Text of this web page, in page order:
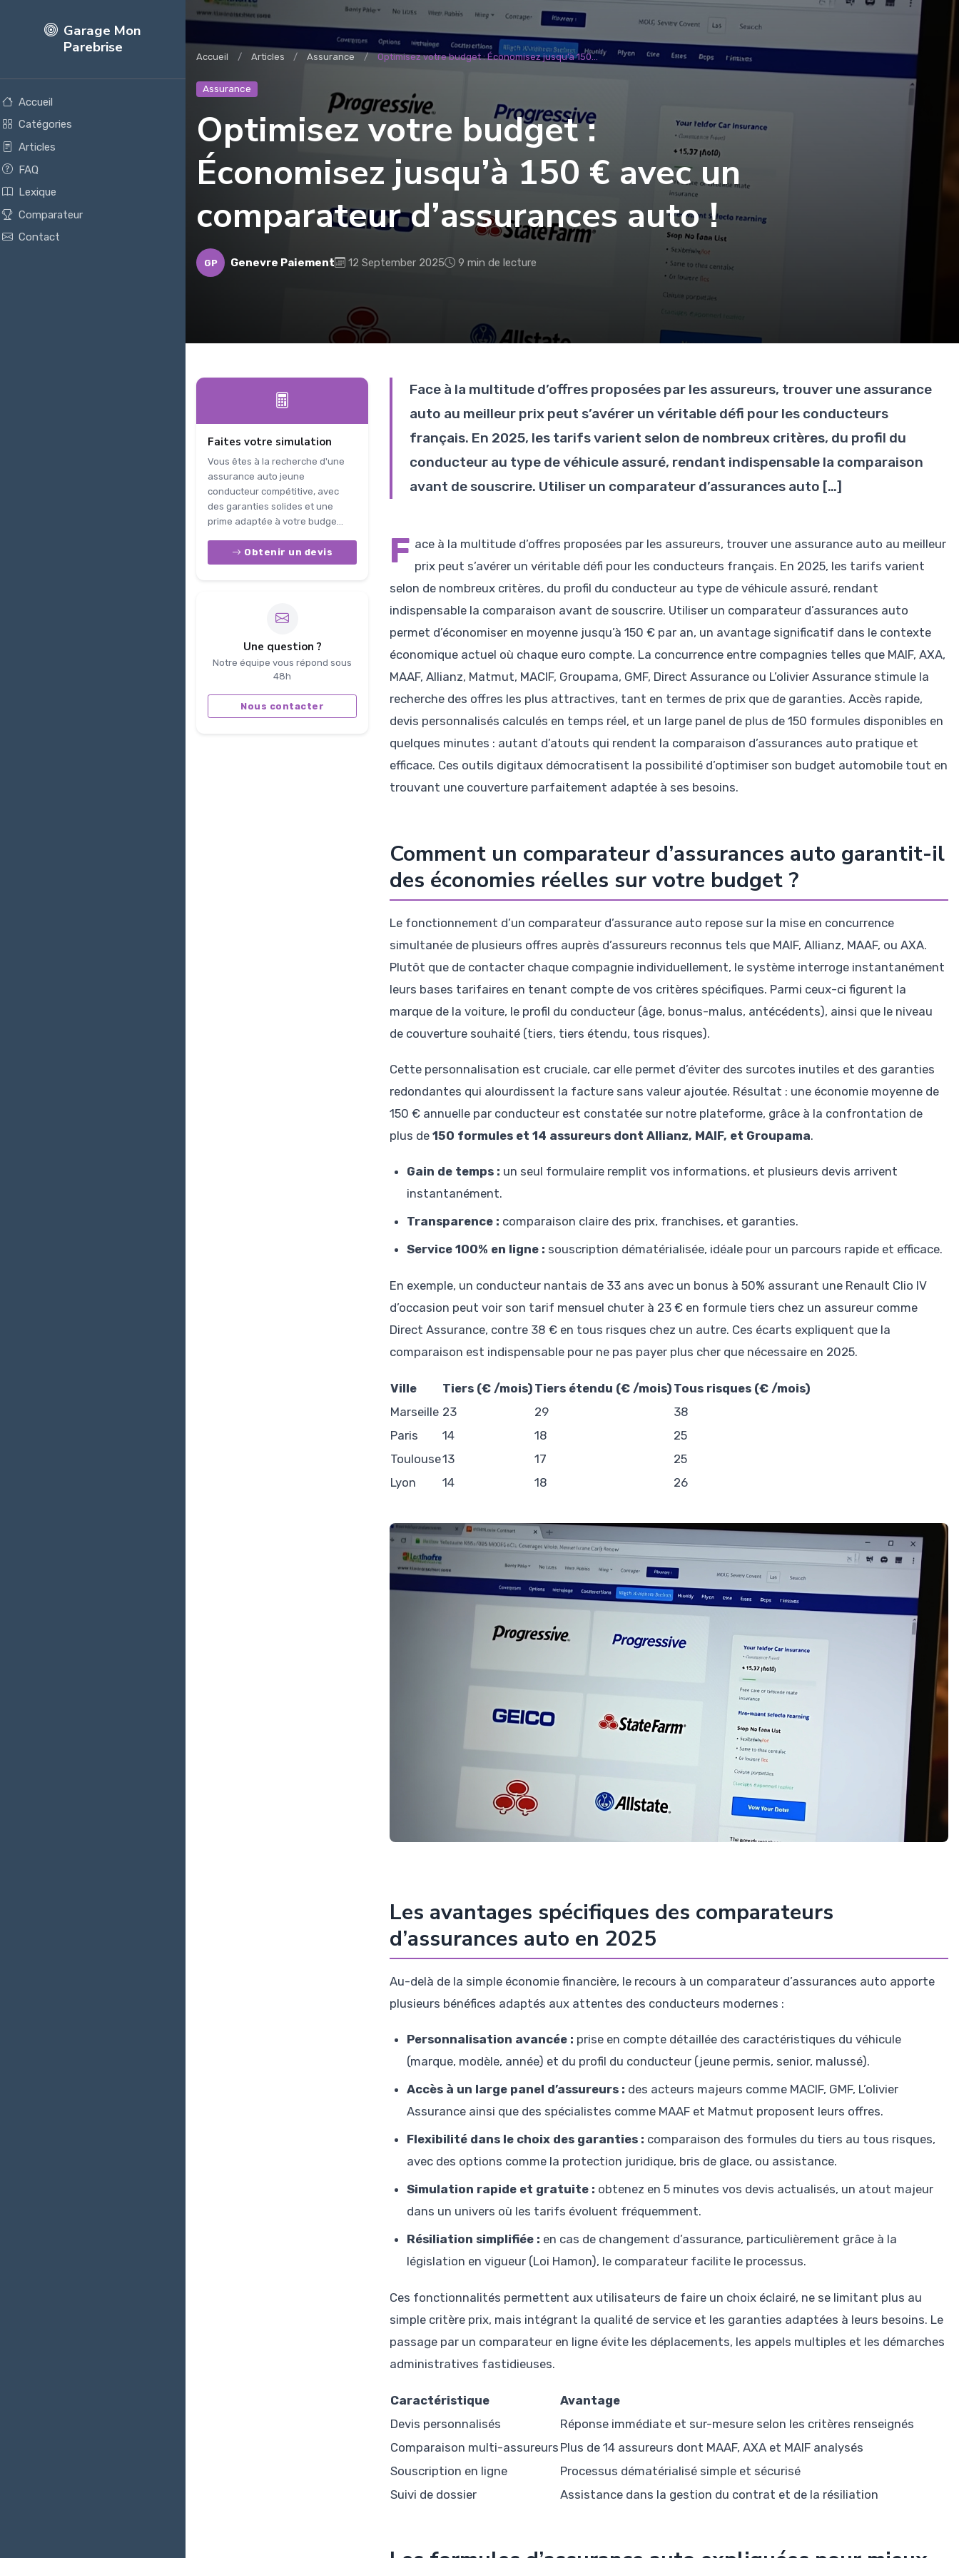
Garage Mon
Parebrise
Accueil
Catégories
Articles
FAQ
Lexique
Comparateur
Contact
Accueil Articles Assurance Optimisez votre budget : Économisez jusqu’à 150...
Assurance
Optimisez votre budget :
Économisez jusqu’à 150 € avec un
comparateur d’assurances auto !
GP Genevre Paiement 12 September 2025 9 min de lecture
Faites votre simulation
Vous êtes à la recherche d'une
assurance auto jeune
conducteur compétitive, avec
des garanties solides et une
prime adaptée à votre budge...
Obtenir un devis
Une question ?
Notre équipe vous répond sous
48h
Nous contacter
Face à la multitude d’offres proposées par les assureurs, trouver une assurance
auto au meilleur prix peut s’avérer un véritable défi pour les conducteurs
français. En 2025, les tarifs varient selon de nombreux critères, du profil du
conducteur au type de véhicule assuré, rendant indispensable la comparaison
avant de souscrire. Utiliser un comparateur d’assurances auto […]
F ace à la multitude d’offres proposées par les assureurs, trouver une assurance auto au meilleur
prix peut s’avérer un véritable défi pour les conducteurs français. En 2025, les tarifs varient
selon de nombreux critères, du profil du conducteur au type de véhicule assuré, rendant
indispensable la comparaison avant de souscrire. Utiliser un comparateur d’assurances auto
permet d’économiser en moyenne jusqu’à 150 € par an, un avantage significatif dans le contexte
économique actuel où chaque euro compte. La concurrence entre compagnies telles que MAIF, AXA,
MAAF, Allianz, Matmut, MACIF, Groupama, GMF, Direct Assurance ou L’olivier Assurance stimule la
recherche des offres les plus attractives, tant en termes de prix que de garanties. Accès rapide,
devis personnalisés calculés en temps réel, et un large panel de plus de 150 formules disponibles en
quelques minutes : autant d’atouts qui rendent la comparaison d’assurances auto pratique et
efficace. Ces outils digitaux démocratisent la possibilité d’optimiser son budget automobile tout en
trouvant une couverture parfaitement adaptée à ses besoins.
Comment un comparateur d’assurances auto garantit-il
des économies réelles sur votre budget ?
Le fonctionnement d’un comparateur d’assurance auto repose sur la mise en concurrence
simultanée de plusieurs offres auprès d’assureurs reconnus tels que MAIF, Allianz, MAAF, ou AXA.
Plutôt que de contacter chaque compagnie individuellement, le système interroge instantanément
leurs bases tarifaires en tenant compte de vos critères spécifiques. Parmi ceux-ci figurent la
marque de la voiture, le profil du conducteur (âge, bonus-malus, antécédents), ainsi que le niveau
de couverture souhaité (tiers, tiers étendu, tous risques).
Cette personnalisation est cruciale, car elle permet d’éviter des surcotes inutiles et des garanties
redondantes qui alourdissent la facture sans valeur ajoutée. Résultat : une économie moyenne de
150 € annuelle par conducteur est constatée sur notre plateforme, grâce à la confrontation de
plus de 150 formules et 14 assureurs dont Allianz, MAIF, et Groupama.
Gain de temps : un seul formulaire remplit vos informations, et plusieurs devis arrivent
instantanément.
Transparence : comparaison claire des prix, franchises, et garanties.
Service 100% en ligne : souscription dématérialisée, idéale pour un parcours rapide et efficace.
En exemple, un conducteur nantais de 33 ans avec un bonus à 50% assurant une Renault Clio IV
d’occasion peut voir son tarif mensuel chuter à 23 € en formule tiers chez un assureur comme
Direct Assurance, contre 38 € en tous risques chez un autre. Ces écarts expliquent que la
comparaison est indispensable pour ne pas payer plus cher que nécessaire en 2025.
Ville Tiers (€ /mois) Tiers étendu (€ /mois) Tous risques (€ /mois)
Marseille 23 29
38
Paris
14 18
25
Toulouse13 17
25
Lyon
14 18 26
Les avantages spécifiques des comparateurs
d’assurances auto en 2025
Au-delà de la simple économie financière, le recours à un comparateur d’assurances auto apporte
plusieurs bénéfices adaptés aux attentes des conducteurs modernes :
Personnalisation avancée : prise en compte détaillée des caractéristiques du véhicule
(marque, modèle, année) et du profil du conducteur (jeune permis, senior, malussé).
Accès à un large panel d’assureurs : des acteurs majeurs comme MACIF, GMF, L’olivier
Assurance ainsi que des spécialistes comme MAAF et Matmut proposent leurs offres.
Flexibilité dans le choix des garanties : comparaison des formules du tiers au tous risques,
avec des options comme la protection juridique, bris de glace, ou assistance.
Simulation rapide et gratuite : obtenez en 5 minutes vos devis actualisés, un atout majeur
dans un univers où les tarifs évoluent fréquemment.
Résiliation simplifiée : en cas de changement d’assurance, particulièrement grâce à la
législation en vigueur (Loi Hamon), le comparateur facilite le processus.
Ces fonctionnalités permettent aux utilisateurs de faire un choix éclairé, ne se limitant plus au
simple critère prix, mais intégrant la qualité de service et les garanties adaptées à leurs besoins. Le
passage par un comparateur en ligne évite les déplacements, les appels multiples et les démarches
administratives fastidieuses.
Caractéristique
Avantage
Devis personnalisés
Réponse immédiate et sur-mesure selon les critères renseignés
Comparaison multi-assureurs Plus de 14 assureurs dont MAAF, AXA et MAIF analysés
Souscription en ligne
Processus dématérialisé simple et sécurisé
Suivi de dossier
Assistance dans la gestion du contrat et de la résiliation